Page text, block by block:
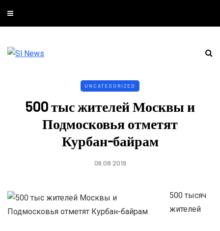
UNCATEGORIZED
500 тыс жителей Москвы и
Подмосковья отметят
Курбан-байрам
06.08.2019
500 тысяч
жителей